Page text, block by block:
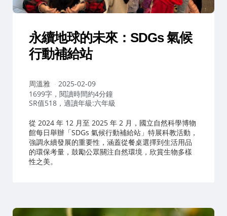
永續地球的未來：SDGs 氣候
行動補給站
作
者：
周溫雅
2025-02-09
1699字，閱讀時間約4分鐘
SR值518，適讀年級:六年級
從 2024 年 12 月至 2025 年 2 月，國立自然科學博物
館每日舉辦「SDGs 氣候行動補給站」特展科教活動，
強調永續發展的重要性，涵蓋從餐桌選擇到生活用品
的環保考量，鼓勵公眾關注自然環境，欣賞生物多樣
性之美。